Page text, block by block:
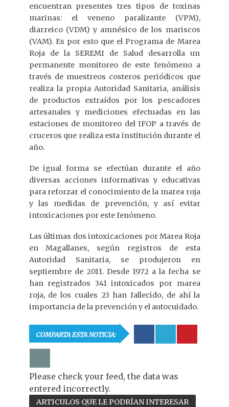
encuentran presentes tres tipos de toxinas
marinas: el veneno paralizante (VPM),
diarreico (VDM) y amnésico de los mariscos
(VAM). Es por esto que el Programa de Marea
Roja de la SEREMI de Salud desarrolla un
permanente monitoreo de este fenómeno a
través de muestreos costeros periódicos que
realiza la propia Autoridad Sanitaria, análisis
de productos extraídos por los pescadores
artesanales y mediciones efectuadas en las
estaciones de monitoreo del IFOP a través de
cruceros que realiza esta institución durante el
año.
De igual forma se efectúan durante el año
diversas acciones informativas y educativas
para reforzar el conocimiento de la marea roja
y las medidas de prevención, y así evitar
intoxicaciones por este fenómeno.
Las últimas dos intoxicaciones por Marea Roja
en Magallanes, según registros de esta
Autoridad Sanitaria, se produjeron en
septiembre de 2011. Desde 1972 a la fecha se
han registrados 341 intoxicados por marea
roja, de los cuales 23 han fallecido, de ahí la
importancia de la prevención y el autocuidado.
COMPARTA ESTA NOTICIA:
Please check your feed, the data was
entered incorrectly.
ARTICULOS QUE LE PODRÍAN INTERESAR